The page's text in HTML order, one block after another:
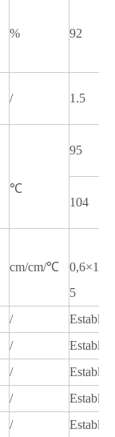
% 92
/ 1.5
℃
95
104
cm/cm/℃
5
/
Estable
/
Estable
/
Estable
/
Estable
/
Estable